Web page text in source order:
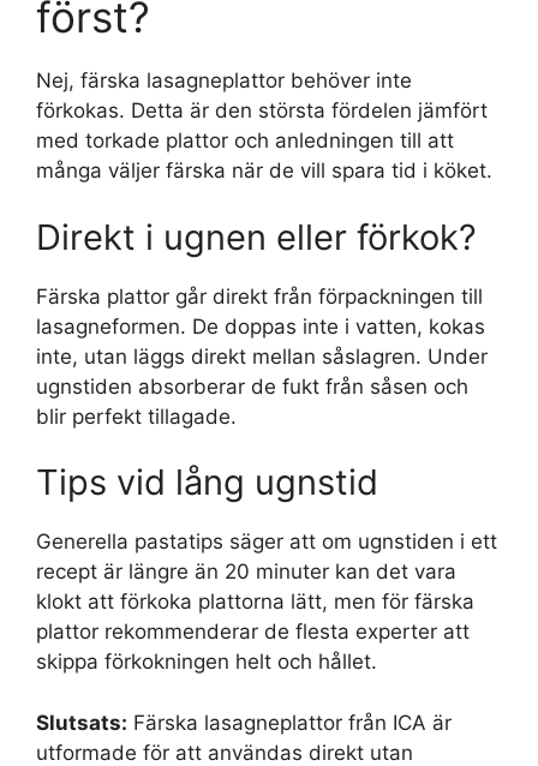
först?
Nej, färska lasagneplattor behöver inte
förkokas. Detta är den största fördelen jämfört
med torkade plattor och anledningen till att
många väljer färska när de vill spara tid i köket.
Direkt i ugnen eller förkok?
Färska plattor går direkt från förpackningen till
lasagneformen. De doppas inte i vatten, kokas
inte, utan läggs direkt mellan såslagren. Under
ugnstiden absorberar de fukt från såsen och
blir perfekt tillagade.
Tips vid lång ugnstid
Generella pastatips säger att om ugnstiden i ett
recept är längre än 20 minuter kan det vara
klokt att förkoka plattorna lätt, men för färska
plattor rekommenderar de flesta experter att
skippa förkokningen helt och hållet.
Slutsats: Färska lasagneplattor från ICA är
utformade för att användas direkt utan